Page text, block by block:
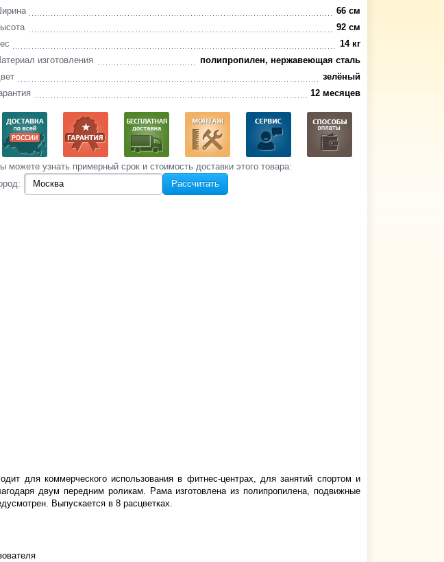
66 см
92 см
14 кг
полипропилен, нержавеющая сталь
изготовления
зелёный
12 месяцев
можете‌ узнать‌ примерный срок и стоимость‌ доставки этого товара:
Рассчитать
для коммерческого использования в фитнес-центрах, для занятий спортом и
двум передним роликам. Рама изготовлена из полипропилена, подвижные
Выпускается в 8 расцветках.